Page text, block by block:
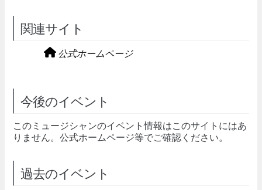
関連サイト
公式ホームページ
今後のイベント
このミュージシャンのイベント情報はこのサイトにはあ
りません。公式ホームページ等でご確認ください。
過去のイベント